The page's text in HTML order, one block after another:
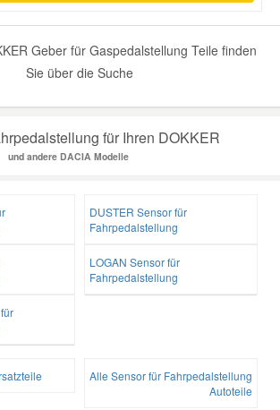
Geber für Gaspedalstellung Teile finden
Sie über die Suche
für Ihren DOKKER
und andere DACIA Modelle
DUSTER Sensor für
Fahrpedalstellung
LOGAN Sensor für
Fahrpedalstellung
Alle Sensor für Fahrpedalstellung
Autoteile